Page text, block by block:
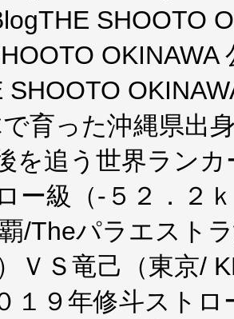
SHOOTO
OKINAWA
SHOOTO
育った沖縄県出
を追う世界ランカ
ー級（-５２．２
/Theパラエスト
ＶＳ竜己（東京/
１９年修斗ストロ